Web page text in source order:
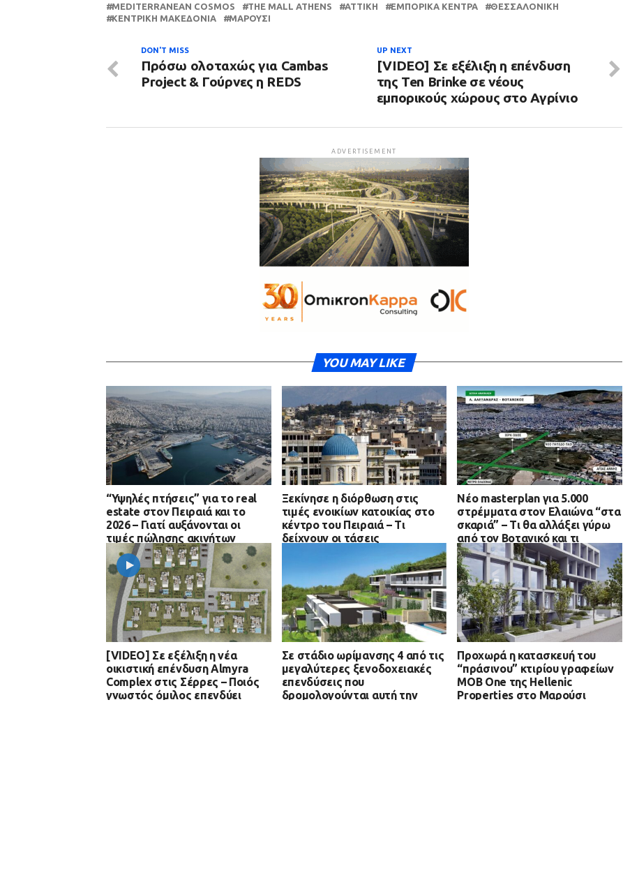
MEDITERRANEAN COSMOS
THE MALL ATHENS ΑΤΤΙΚΗ ΕΜΠΟΡΙΚΆ ΚΈΝΤΡΑ
ΘΕΣΣΑΛΟΝΊΚΗ
ΚΕΝΤΡΙΚΉ ΜΑΚΕΔΟΝΊΑ
ΜΑΡΟΎΣΙ
UP NEXT
[VIDEO] Σε εξέλιξη η επένδυση
της Ten Brinke σε νέους
εμπορικούς χώρους στο Αγρίνιο
DON'T MISS
Πρόσω ολοταχώς για Cambas
Project & Γούρνες η REDS
ADVERTISEMENT
YOU MAY LIKE
“Υψηλές πτήσεις” για το real
estate στον Πειραιά και το
2026 – Γιατί αυξάνονται οι
τιμές πώλησης ακινήτων
κατοικίας
Ξεκίνησε η διόρθωση στις
τιμές ενοικίων κατοικίας στο
κέντρο του Πειραιά – Τι
δείχνουν οι τάσεις
Νέο masterplan για 5.000
στρέμματα στον Ελαιώνα “στα
σκαριά” – Τι θα αλλάξει γύρω
από τον Βοτανικό και τι
προβλέπεται για οικιστικές
αναπτύξεις
[VIDEO] Σε εξέλιξη η νέα
οικιστική επένδυση Almyra
Complex στις Σέρρες – Ποιός
γνωστός όμιλος επενδύει
Σε στάδιο ωρίμανσης 4 από τις
μεγαλύτερες ξενοδοχειακές
επενδύσεις που
δρομολογούνται αυτή την
Προχωρά η κατασκευή του
“πράσινου” κτιρίου γραφείων
MOB One της Hellenic
Properties στο Μαρούσι